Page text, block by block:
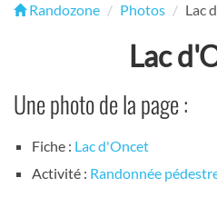
Randozone Photos Lac
Lac
Une photo de la page :
Fiche : Lac d'Oncet
Activité : Randonnée